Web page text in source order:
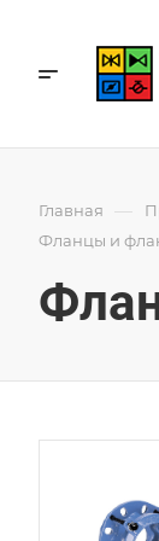
Главная —
Фланцы и